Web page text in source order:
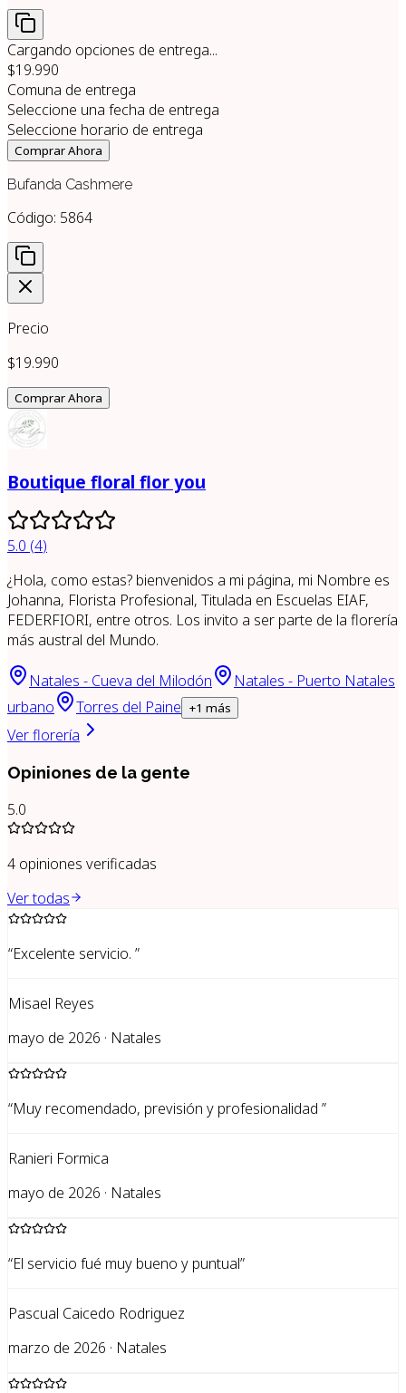
Cargando opciones de entrega...
$19.990
Comuna de entrega
Seleccione una fecha de entrega
Seleccione horario de entrega
Comprar Ahora
Bufanda Cashmere
Código: 5864
Precio
$19.990
Comprar Ahora
Boutique floral flor you
5.0 (4)
¿Hola, como estas? bienvenidos a mi página, mi Nombre es
Johanna, Florista Profesional, Titulada en Escuelas EIAF,
FEDERFIORI, entre otros. Los invito a ser parte de la florería
más austral del Mundo.
Natales - Cueva del Milodón
Natales - Puerto Natales
urbano
Torres del Paine +1 más
Ver florería
Opiniones de la gente
5.0
4 opiniones verificadas
Ver todas
“Excelente servicio. ”
Misael Reyes
mayo de 2026 · Natales
“Muy recomendado, previsión y profesionalidad ”
Ranieri Formica
mayo de 2026 · Natales
“El servicio fué muy bueno y puntual”
Pascual Caicedo Rodriguez
marzo de 2026 · Natales